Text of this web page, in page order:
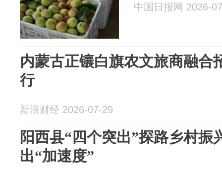
中国日报网 2026-
内蒙古正镶白旗农文旅商融合
行
新浪财经 2026-07-29
阳西县“四个突出”探路乡村振
出“加速度”